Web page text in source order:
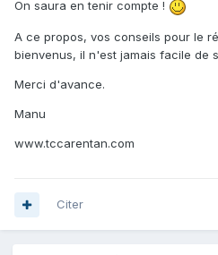
On saura en tenir compte !
A ce propos, vos conseils pour le
bienvenus, il n'est jamais facile de
Merci d'avance.
Manu
www.tccarentan.com
Citer